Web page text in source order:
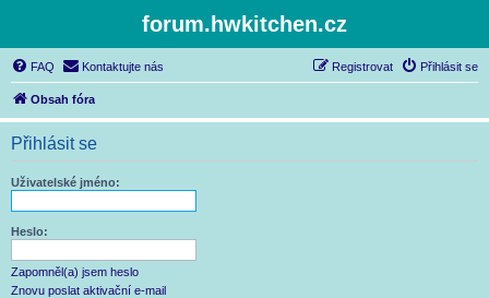
forum.hwkitchen.cz
FAQ Kontaktujte nás Přihlásit se
Registrovat
Obsah fóra
Přihlásit se
Uživatelské jméno:
Heslo:
Zapomněl(a) jsem heslo
Znovu poslat aktivační e-mail